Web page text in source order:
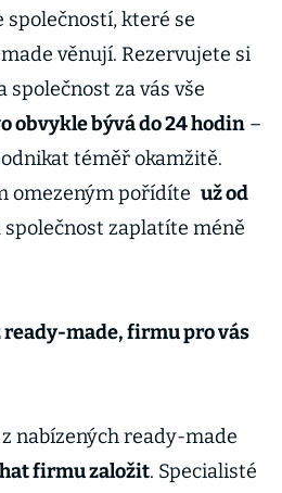
společností, které se
věnují. Rezervujete si
za vás vše
obvykle bývá do 24 hodin –
téměř okamžitě.
omezeným pořídíte už od
společnost zaplatíte méně
ready-made, firmu pro vás
nabízených ready-made
firmu založit. Specialisté